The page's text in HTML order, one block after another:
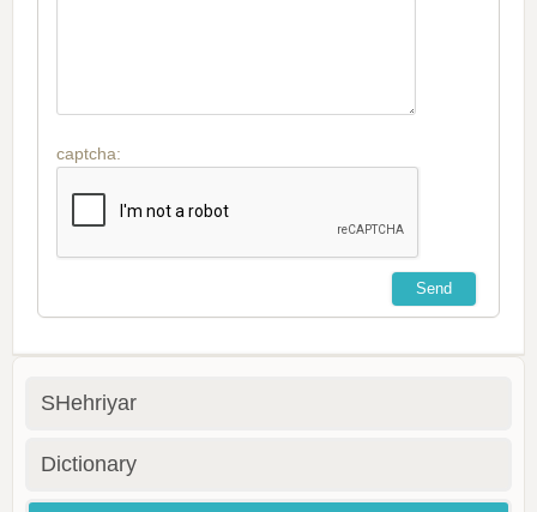
captcha:
SHehriyar
Dictionary